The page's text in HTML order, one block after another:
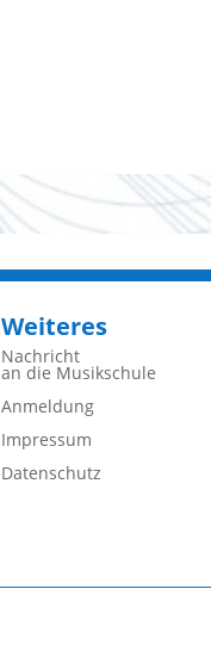
Weiteres
Nachricht
an die Musikschule
Anmeldung
Impressum
Datenschutz